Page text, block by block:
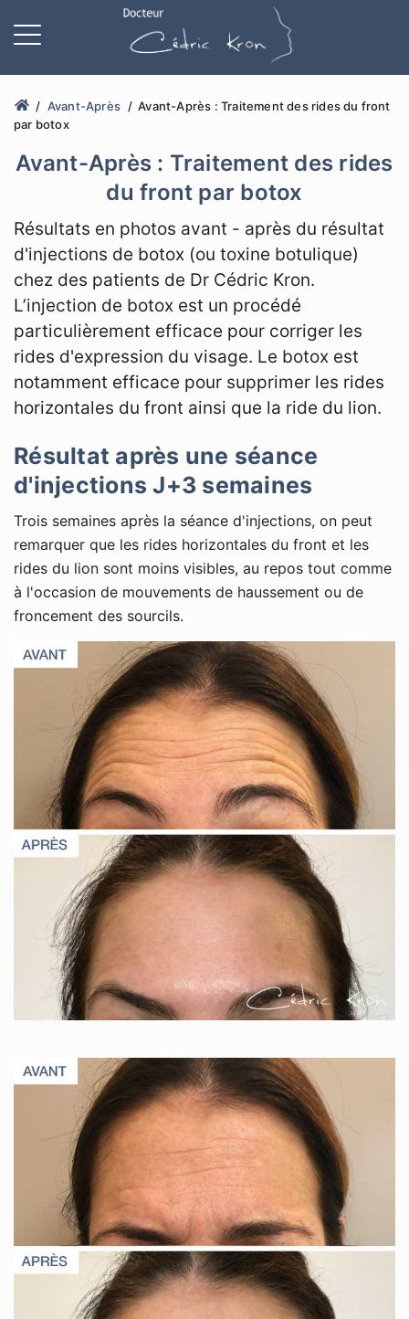
Avant-Après
Avant-Après : Traitement des rides du front
par botox
Avant-Après : Traitement des rides
du front par botox
Résultats en photos avant - après du résultat
d'injections de botox (ou toxine botulique)
chez des patients de Dr Cédric Kron.
L’injection de botox est un procédé
particulièrement efficace pour corriger les
rides d'expression du visage. Le botox est
notamment efficace pour supprimer les rides
horizontales du front ainsi que la ride du lion.
Résultat après une séance
d'injections J+3 semaines
Trois semaines après la séance d'injections, on peut
remarquer que les rides horizontales du front et les
rides du lion sont moins visibles, au repos tout comme
à l'occasion de mouvements de haussement ou de
froncement des sourcils.